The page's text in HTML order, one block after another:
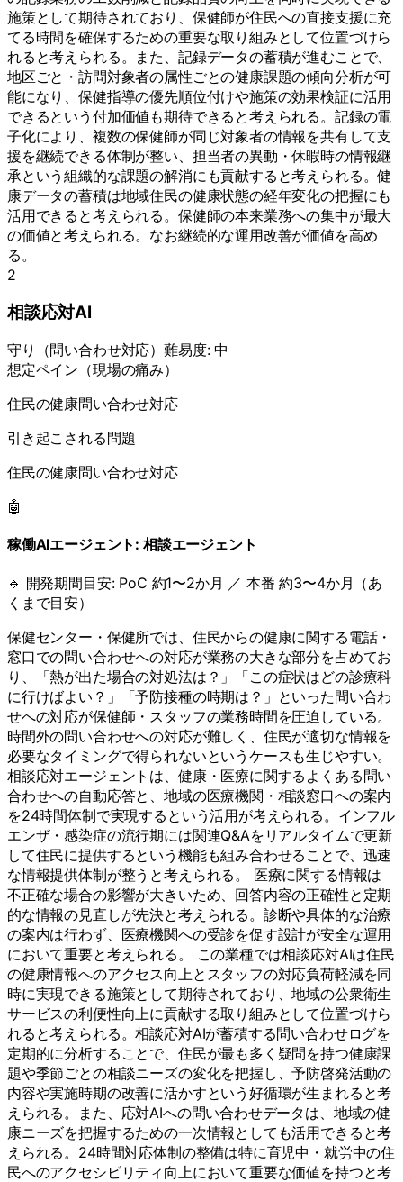
施策として期待されており、保健師が住民への直接支援に充
てる時間を確保するための重要な取り組みとして位置づけら
れると考えられる。また、記録データの蓄積が進むことで、
地区ごと・訪問対象者の属性ごとの健康課題の傾向分析が可
能になり、保健指導の優先順位付けや施策の効果検証に活用
できるという付加価値も期待できると考えられる。記録の電
子化により、複数の保健師が同じ対象者の情報を共有して支
援を継続できる体制が整い、担当者の異動・休暇時の情報継
承という組織的な課題の解消にも貢献すると考えられる。健
康データの蓄積は地域住民の健康状態の経年変化の把握にも
活用できると考えられる。保健師の本来業務への集中が最大
の価値と考えられる。なお継続的な運用改善が価値を高め
る。
2
相談応対AI
守り （問い合わせ対応）難易度:中
想定ペイン（現場の痛み）
住民の健康問い合わせ対応
引き起こされる問題
住民の健康問い合わせ対応
🤖
稼働AIエージェント: 相談エージェント
🔹 開発期間目安: PoC 約1〜2か月 ／ 本番 約3〜4か月（あ
くまで目安）
保健センター・保健所では、住民からの健康に関する電話・
窓口での問い合わせへの対応が業務の大きな部分を占めてお
り、「熱が出た場合の対処法は？」「この症状はどの診療科
に行けばよい？」「予防接種の時期は？」といった問い合わ
せへの対応が保健師・スタッフの業務時間を圧迫している。
時間外の問い合わせへの対応が難しく、住民が適切な情報を
必要なタイミングで得られないというケースも生じやすい。
相談応対エージェントは、健康・医療に関するよくある問い
合わせへの自動応答と、地域の医療機関・相談窓口への案内
を24時間体制で実現するという活用が考えられる。インフル
エンザ・感染症の流行期には関連Q&Aをリアルタイムで更新
して住民に提供するという機能も組み合わせることで、迅速
な情報提供体制が整うと考えられる。 医療に関する情報は
不正確な場合の影響が大きいため、回答内容の正確性と定期
的な情報の見直しが先決と考えられる。診断や具体的な治療
の案内は行わず、医療機関への受診を促す設計が安全な運用
において重要と考えられる。 この業種では相談応対AIは住民
の健康情報へのアクセス向上とスタッフの対応負荷軽減を同
時に実現できる施策として期待されており、地域の公衆衛生
サービスの利便性向上に貢献する取り組みとして位置づけら
れると考えられる。相談応対AIが蓄積する問い合わせログを
定期的に分析することで、住民が最も多く疑問を持つ健康課
題や季節ごとの相談ニーズの変化を把握し、予防啓発活動の
内容や実施時期の改善に活かすという好循環が生まれると考
えられる。また、応対AIへの問い合わせデータは、地域の健
康ニーズを把握するための一次情報としても活用できると考
えられる。24時間対応体制の整備は特に育児中・就労中の住
民へのアクセシビリティ向上において重要な価値を持つと考